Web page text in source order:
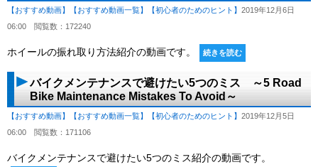
【おすすめ動画】 【おすすめ動画一覧】 【初心者のためのヒント】 2019年12月6日
06:00 閲覧数：172240
ホイールの振れ取り方法紹介の動画です。 続きを読む
バイクメンテナンスで避けたい5つのミス ～5 Road
Bike Maintenance Mistakes To Avoid～
【おすすめ動画】 【おすすめ動画一覧】 【初心者のためのヒント】 2019年12月5日
06:00 閲覧数：171106
バイクメンテナンスで避けたい5つのミス紹介の動画です。